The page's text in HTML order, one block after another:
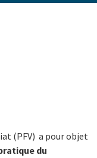
(PFV) a pour objet
du